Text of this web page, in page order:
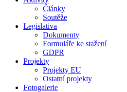
Články
Soutěže
Legislativa
Dokumenty
Formuláře ke stažení
GDPR
Projekty
Projekty EU
Ostatní projekty
Fotogalerie